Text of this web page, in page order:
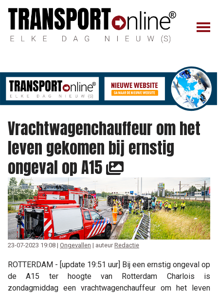
Vrachtwagenchauffeur om het
leven gekomen bij ernstig
ongeval op A15
23-07-2023 19:08 | Ongevallen | auteur Redactie
ROTTERDAM - [update 19:51 uur] Bij een ernstig ongeval op
de A15 ter hoogte van Rotterdam Charlois is
zondagmiddag een vrachtwagenchauffeur om het leven